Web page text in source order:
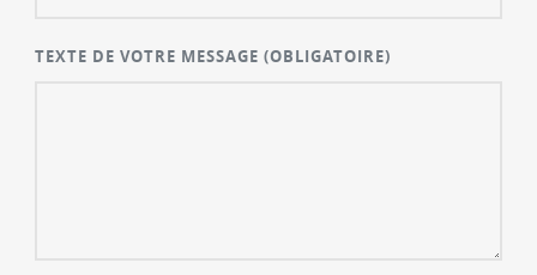
TEXTE DE VOTRE MESSAGE(OBLIGATOIRE)